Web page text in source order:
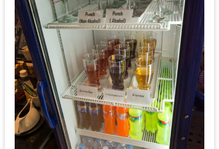
โดย
เฉพาะ
อิ่ม
ไม่
อั้น
กิน
ไม่
ยั้ง
หมู
กระทะ